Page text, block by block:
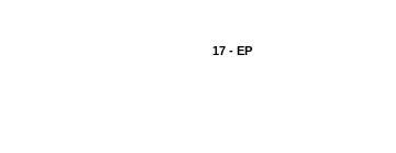
17 - EP